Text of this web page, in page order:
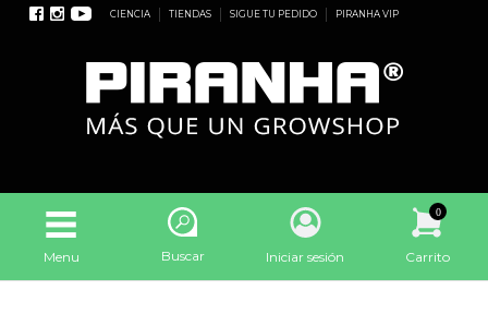
CIENCIA TIENDAS SIGUE TU PEDIDO PIRANHA VIP
Menu Buscar Iniciar sesión
0
Carrito